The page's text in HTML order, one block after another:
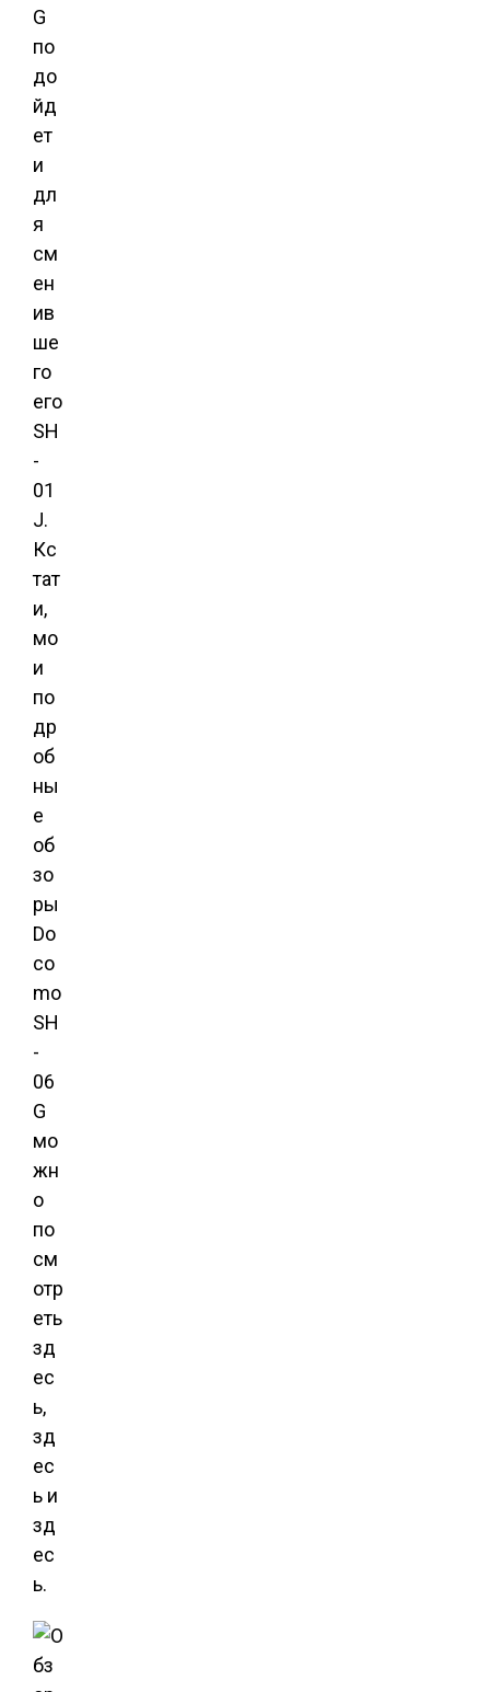
G
по
до
йд
ет
и
дл
я
см
ен
ив
ше
го
его
SH
-
01
J.
Кс
тат
и,
мо
и
по
др
об
ны
е
об
зо
ры
Do
co
mo
SH
-
06
G
мо
жн
о
по
см
отр
еть
зд
ес
ь,
зд
ес
ь и
зд
ес
ь.